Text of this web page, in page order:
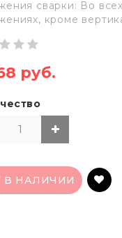
сварки: Во
кроме
руб.
В НАЛИЧИИ